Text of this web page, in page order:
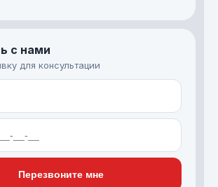
с нами
для консультации
Перезвоните мне